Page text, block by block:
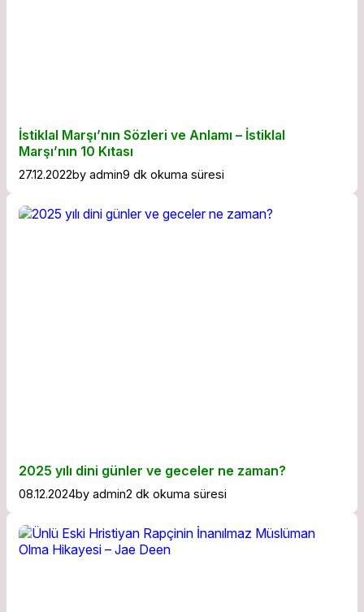
İstiklal Marşı’nın Sözleri ve Anlamı – İstiklal
Marşı’nın 10 Kıtası
27.12.2022by admin9 dk okuma süresi
2025 yılı dini günler ve geceler ne zaman?
08.12.2024by admin2 dk okuma süresi